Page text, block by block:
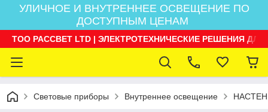
УЛИЧНОЕ И ВНУТРЕННЕЕ ОСВЕЩЕНИЕ ПО
ДОСТУПНЫМ ЦЕНАМ
ТОО РАССВЕТ LTD | ЭЛЕКТРОТЕХНИЧЕСКИЕ РЕШЕНИЯ
Световые приборы Внутреннее освещение